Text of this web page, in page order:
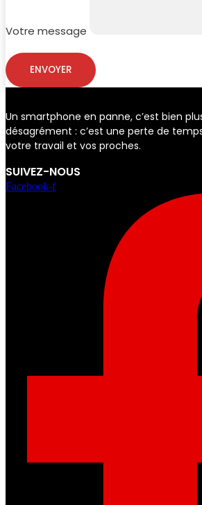
Votre message
ENVOYER
Un smartphone en panne, c’est bien
désagrément : c’est une perte de
votre travail et vos proches.
SUIVEZ-NOUS
Facebook-f